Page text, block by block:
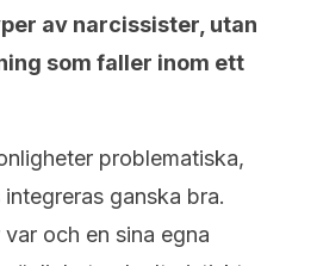
av narcissister, utan
som faller inom ett
problematiska,
ganska bra.
och en sina egna